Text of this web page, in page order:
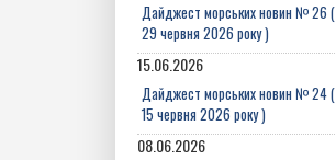
Дайджест морських новин № 26 (
29 червня 2026 року )
15.06.2026
Дайджест морських новин № 24 (
15 червня 2026 року )
08.06.2026